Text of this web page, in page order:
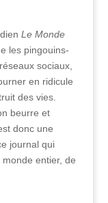
Le Monde
les pingouins-
sociaux,
en ridicule
des vies.
beurre et
donc une
journal qui
entier, de